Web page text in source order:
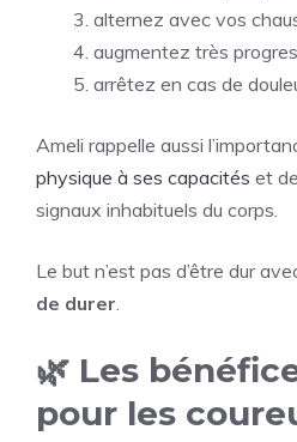
alternez avec vos
augmentez très
arrêtez en cas de
Ameli rappelle aussi
physique à ses capacités et
signaux inhabituels du corps.
Le but n’est pas d’être dur
de durer
🌿 Les
pour les